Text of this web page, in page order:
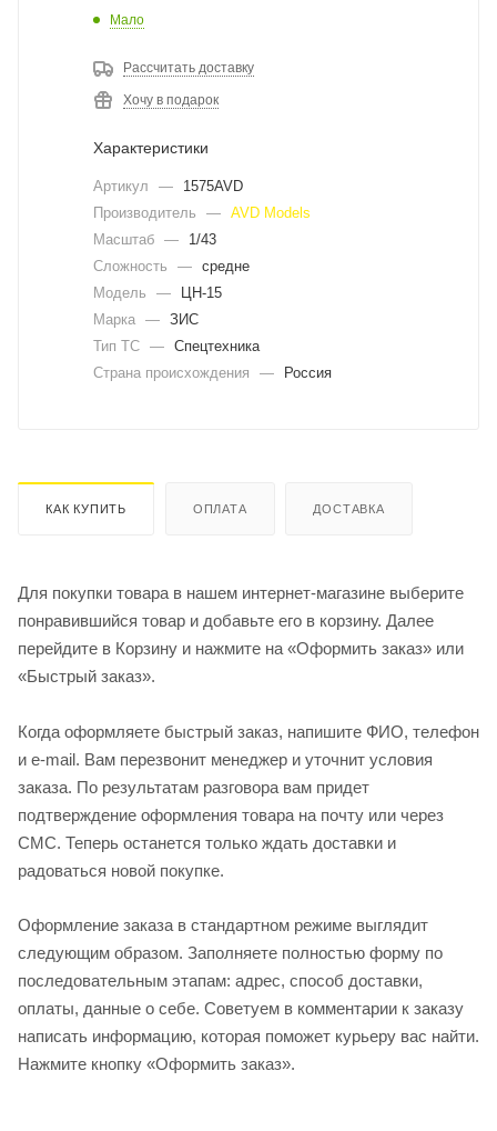
Мало
Рассчитать доставку
Хочу в подарок
Характеристики
Артикул —
1575AVD
Производитель
— AVD Models
Масштаб —
1/43
Сложность
— средне
Модель
—
ЦН-15
Марка — ЗИС
Тип ТС — Спецтехника
Страна происхождения
— Россия
КАК КУПИТЬ ОПЛАТА ДОСТАВКА
Для покупки товара в нашем интернет-магазине выберите
понравившийся товар и добавьте его в корзину. Далее
перейдите в Корзину и нажмите на «Оформить заказ» или
«Быстрый заказ».
Когда оформляете быстрый заказ, напишите ФИО, телефон
и e-mail. Вам перезвонит менеджер и уточнит условия
заказа. По результатам разговора вам придет
подтверждение оформления товара на почту или через
СМС. Теперь останется только ждать доставки и
радоваться новой покупке.
Оформление заказа в стандартном режиме выглядит
следующим образом. Заполняете полностью форму по
последовательным этапам: адрес, способ доставки,
оплаты, данные о себе. Советуем в комментарии к заказу
написать информацию, которая поможет курьеру вас найти.
Нажмите кнопку «Оформить заказ».